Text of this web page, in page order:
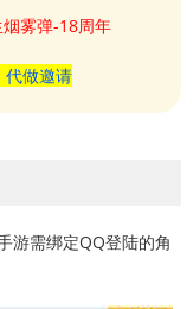
雾弹-18周年
代做邀请
游需绑定QQ登陆的角